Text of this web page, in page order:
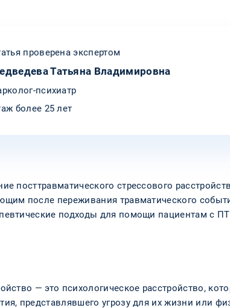
проверена экспертом
Татьяна Владимировна
психиатр
более 25 лет
посттравматического стрессового
после переживания травматического
подходы для помощи пациентам с
— это психологическое расстройство,
представлявшего угрозу для их жизни или